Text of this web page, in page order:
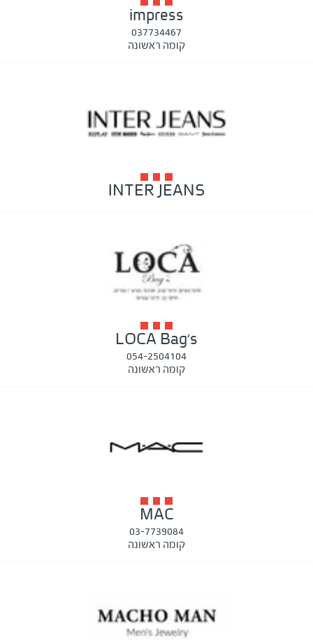
impress
037734467
קומה ראשונה
INTER JEANS
LOCA Bag's
054-2504104
קומה ראשונה
MAC
03-7739084
קומה ראשונה